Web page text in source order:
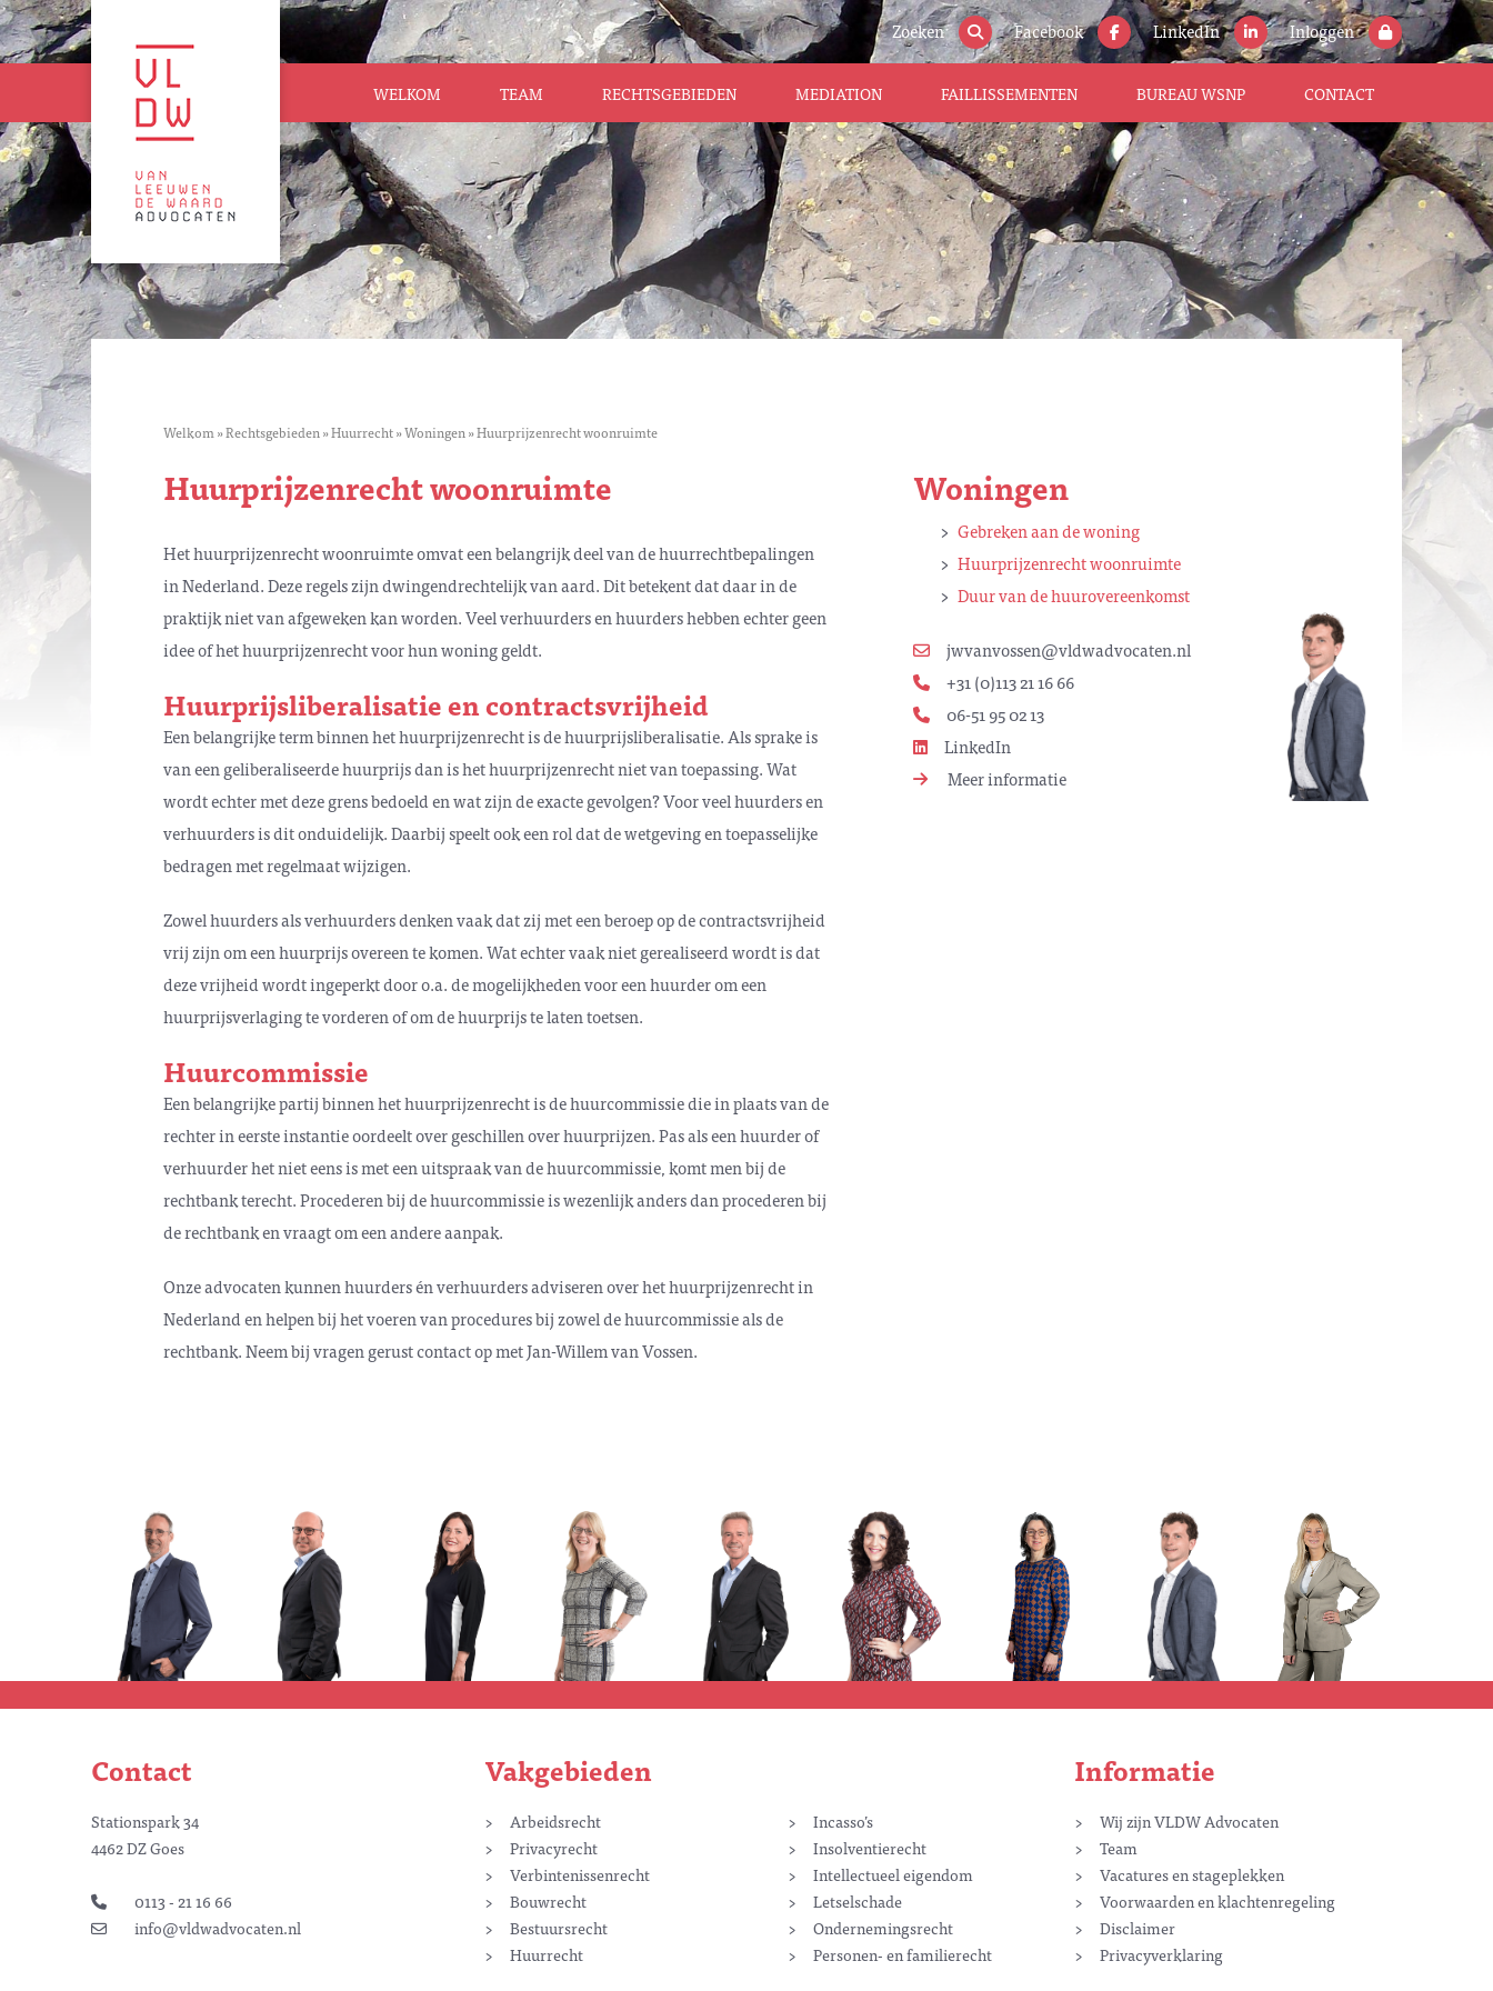
Zoeken Facebook LinkedIn Inloggen
WELKOM TEAM RECHTSGEBIEDEN MEDIATION FAILLISSEMENTEN BUREAU WSNP CONTACT
Welkom»Rechtsgebieden»Huurrecht»Woningen»Huurprijzenrecht woonruimte
Woningen
Gebreken aan de woning
Huurprijzenrecht woonruimte
Duur van de huurovereenkomst
jwvanvossen@vldwadvocaten.nl
+31 (0)113 21 16 66
06-51 95 02 13
LinkedIn
Meer informatie
Huurprijzenrecht woonruimte
Het huurprijzenrecht woonruimte omvat een belangrijk deel van de huurrechtbepalingen
in Nederland. Deze regels zijn dwingendrechtelijk van aard. Dit betekent dat daar in de
praktijk niet van afgeweken kan worden. Veel verhuurders en huurders hebben echter geen
idee of het huurprijzenrecht voor hun woning geldt.
Huurprijsliberalisatie en contractsvrijheid
Een belangrijke term binnen het huurprijzenrecht is de huurprijsliberalisatie. Als sprake is
van een geliberaliseerde huurprijs dan is het huurprijzenrecht niet van toepassing. Wat
wordt echter met deze grens bedoeld en wat zijn de exacte gevolgen? Voor veel huurders en
verhuurders is dit onduidelijk. Daarbij speelt ook een rol dat de wetgeving en toepasselijke
bedragen met regelmaat wijzigen.
Zowel huurders als verhuurders denken vaak dat zij met een beroep op de contractsvrijheid
vrij zijn om een huurprijs overeen te komen. Wat echter vaak niet gerealiseerd wordt is dat
deze vrijheid wordt ingeperkt door o.a. de mogelijkheden voor een huurder om een
huurprijsverlaging te vorderen of om de huurprijs te laten toetsen.
Huurcommissie
Een belangrijke partij binnen het huurprijzenrecht is de huurcommissie die in plaats van de
rechter in eerste instantie oordeelt over geschillen over huurprijzen. Pas als een huurder of
verhuurder het niet eens is met een uitspraak van de huurcommissie, komt men bij de
rechtbank terecht. Procederen bij de huurcommissie is wezenlijk anders dan procederen bij
de rechtbank en vraagt om een andere aanpak.
Onze advocaten kunnen huurders én verhuurders adviseren over het huurprijzenrecht in
Nederland en helpen bij het voeren van procedures bij zowel de huurcommissie als de
rechtbank. Neem bij vragen gerust contact op met Jan-Willem van Vossen.
Contact
Stationspark 34
4462 DZ Goes
0113 - 21 16 66
info@vldwadvocaten.nl
Vakgebieden
Arbeidsrecht
Privacyrecht
Verbintenissenrecht
Bouwrecht
Bestuursrecht
Huurrecht
Incasso’s
Insolventierecht
Intellectueel eigendom
Letselschade
Ondernemingsrecht
Personen- en familierecht
Informatie
Wij zijn VLDW Advocaten
Team
Vacatures en stageplekken
Voorwaarden en klachtenregeling
Disclaimer
Privacyverklaring